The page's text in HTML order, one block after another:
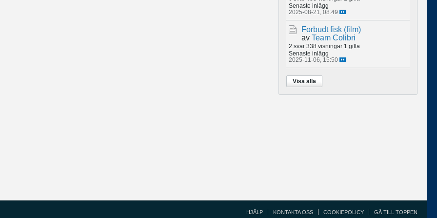
Senaste inlägg
2025-08-21, 08:49
Forbudt fisk (film)
av Team Colibri
2 svar 338 visningar 1 gilla
Senaste inlägg
2025-11-06, 15:50
Visa alla
HJÄLP KONTAKTA OSS COOKIEPOLICY GÅ TILL TOPPEN